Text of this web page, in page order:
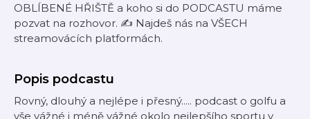
OBLÍBENÉ HŘIŠTĚ a koho si do PODCASTU máme
pozvat na rozhovor. ✍️ Najdeš nás na VŠECH
streamovácích platformách.
Popis podcastu
Rovný, dlouhý a nejlépe i přesný..... podcast o golfu a
vše vážné i méně vážné okolo nejlepšího sportu v